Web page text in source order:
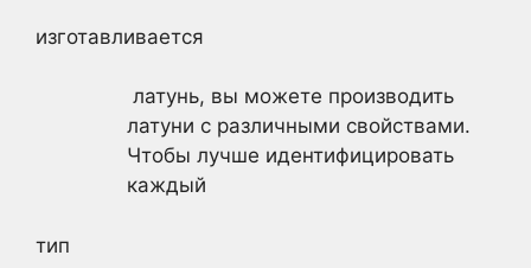
изготавливается
латунь, вы можете производить
латуни с различными свойствами.
Чтобы лучше идентифицировать
каждый
тип